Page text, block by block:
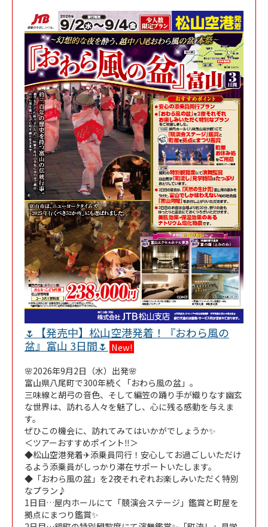
🌷【発売中】松山空港発着！『おわら風の
盆』富山 3日間🌷 Link Opens in New Tab
New!
🌸2026年9月2日（水）出発🌸
富山県八尾町で300年続く「おわら風の盆」。
三味線と胡弓の音色、そして編笠の踊り手が織りなす幽玄
な世界は、訪れる人々を魅了し、心に残る感動を与えま
す。
ぜひこの機会に、訪れてみてはいかがでしょうか✨
＜ツアーおすすめポイント‼️＞
◆松山空港発着✈添乗員同行！安心してお過ごしいただけ
るよう添乗員がしっかり滞在サポートいたします。
◆「おわら風の盆」を2夜それぞれお楽しみいただく特別
なプラン♪
1日目…屋内ホールにて「競演会ステージ」鑑賞と町屋を
拠点にまつり鑑賞✨